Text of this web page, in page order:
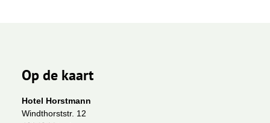
Op de kaart
Hotel Horstmann
Windthorststr. 12